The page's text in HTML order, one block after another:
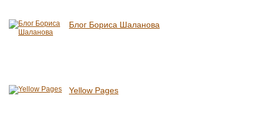
Блог Бориса Шаланова
Yellow Pages